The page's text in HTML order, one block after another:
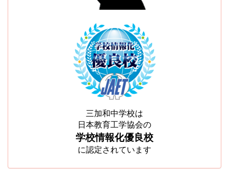
三加和中学校は
日本教育工学協会の
学校情報化優良校
に認定されています